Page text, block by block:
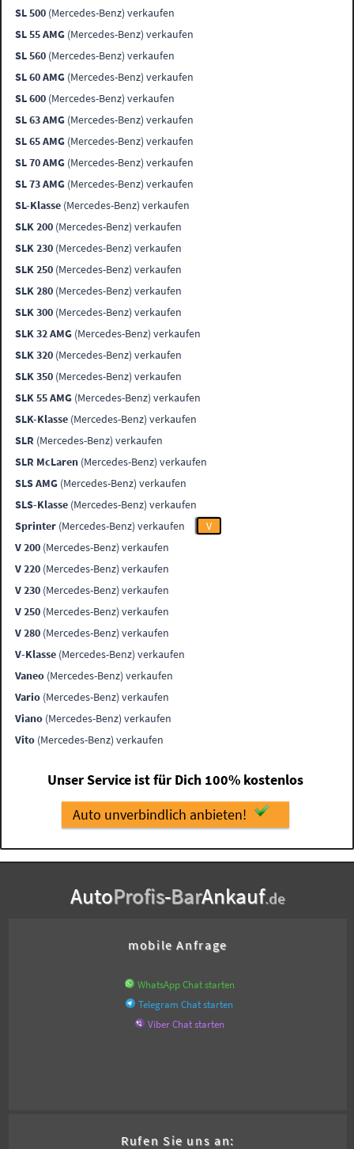
SL 500 (Mercedes-Benz) verkaufen
SL 55 AMG (Mercedes-Benz) verkaufen
SL 560 (Mercedes-Benz) verkaufen
SL 60 AMG (Mercedes-Benz) verkaufen
SL 600 (Mercedes-Benz) verkaufen
SL 63 AMG (Mercedes-Benz) verkaufen
SL 65 AMG (Mercedes-Benz) verkaufen
SL 70 AMG (Mercedes-Benz) verkaufen
SL 73 AMG (Mercedes-Benz) verkaufen
SL-Klasse (Mercedes-Benz) verkaufen
SLK 200 (Mercedes-Benz) verkaufen
SLK 230 (Mercedes-Benz) verkaufen
SLK 250 (Mercedes-Benz) verkaufen
SLK 280 (Mercedes-Benz) verkaufen
SLK 300 (Mercedes-Benz) verkaufen
SLK 32 AMG (Mercedes-Benz) verkaufen
SLK 320 (Mercedes-Benz) verkaufen
SLK 350 (Mercedes-Benz) verkaufen
SLK 55 AMG (Mercedes-Benz) verkaufen
SLK-Klasse (Mercedes-Benz) verkaufen
SLR (Mercedes-Benz) verkaufen
SLR McLaren (Mercedes-Benz) verkaufen
SLS AMG (Mercedes-Benz) verkaufen
SLS-Klasse (Mercedes-Benz) verkaufen
Sprinter (Mercedes-Benz) verkaufen
V
V 200 (Mercedes-Benz) verkaufen
V 220 (Mercedes-Benz) verkaufen
V 230 (Mercedes-Benz) verkaufen
V 250 (Mercedes-Benz) verkaufen
V 280 (Mercedes-Benz) verkaufen
V-Klasse (Mercedes-Benz) verkaufen
Vaneo (Mercedes-Benz) verkaufen
Vario (Mercedes-Benz) verkaufen
Viano (Mercedes-Benz) verkaufen
Vito (Mercedes-Benz) verkaufen
Unser Service ist für Dich 100% kostenlos
Auto unverbindlich anbieten!
AutoProfis-BarAnkauf.de
mobile Anfrage
WhatsApp Chat starten
Telegram Chat starten
Viber Chat starten
Rufen Sie uns an: